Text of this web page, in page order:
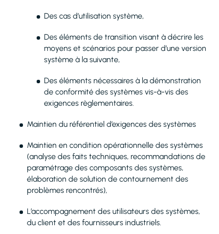
Des cas d’utilisation système,
Des éléments de transition visant à décrire les
moyens et scénarios pour passer d’une version
système à la suivante,
Des éléments nécessaires à la démonstration
de conformité des systèmes vis-à-vis des
exigences règlementaires.
Maintien du référentiel d’exigences des systèmes
Maintien en condition opérationnelle des systèmes
(analyse des faits techniques, recommandations de
paramétrage des composants des systèmes,
élaboration de solution de contournement des
problèmes rencontrés),
L’accompagnement des utilisateurs des systèmes,
du client et des fournisseurs industriels.